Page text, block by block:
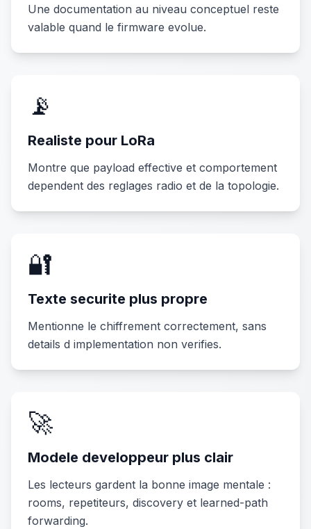
Une documentation au niveau conceptuel reste
valable quand le firmware evolue.
📡
Realiste pour LoRa
Montre que payload effective et comportement
dependent des reglages radio et de la topologie.
🔐
Texte securite plus propre
Mentionne le chiffrement correctement, sans
details d implementation non verifies.
🚀
Modele developpeur plus clair
Les lecteurs gardent la bonne image mentale :
rooms, repetiteurs, discovery et learned-path
forwarding.